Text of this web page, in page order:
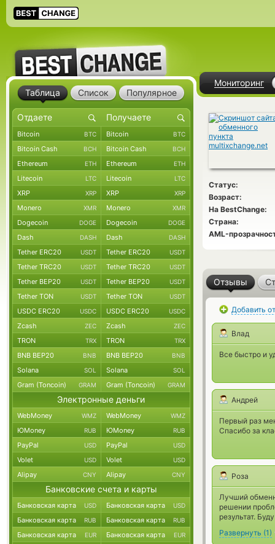
Мониторинг
Статус:
Возраст:
На BestChange:
Страна:
AML-
Отзывы
Добавить
Влад
Все быстро и
Андрей
Первый раз
Спасибо за
Роза
Лучший
решении
результат.
Развернуть (1)
Таблица Список Популярное
Bitcoin BTC Bitcoin BTC
Bitcoin Cash BCH Bitcoin Cash BCH
Ethereum ETH Ethereum ETH
Litecoin LTC Litecoin LTC
XRP XRP XRP XRP
Monero XMR Monero XMR
Dogecoin DOGE Dogecoin DOGE
Dash DASH Dash DASH
Tether ERC20 USDT Tether ERC20 USDT
Tether TRC20 USDT Tether TRC20 USDT
Tether BEP20 USDT Tether BEP20 USDT
Tether TON USDT Tether TON USDT
USDC ERC20 USDC USDC ERC20 USDC
Zcash ZEC Zcash ZEC
TRON TRX TRON TRX
BNB BEP20 BNB BNB BEP20 BNB
Solana SOL Solana SOL
Gram (Toncoin) GRAM Gram (Toncoin) GRAM
Электронные деньги
WebMoney WMZ WebMoney WMZ
ЮMoney RUB ЮMoney RUB
PayPal USD PayPal USD
Volet USD Volet USD
Alipay CNY Alipay CNY
Банковские счета и карты
Банковская карта USD Банковская карта USD
Банковская карта RUB Банковская карта RUB
Банковская карта EUR Банковская карта EUR